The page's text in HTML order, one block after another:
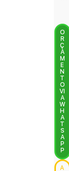
O
R
Ç
A
M
E
N
T
O
VI
A
W
H
A
T
S
A
P
P
A